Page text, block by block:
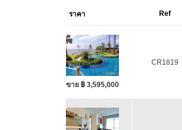
ราคา Ref
ขาย ฿ 3,595,000
CR1819